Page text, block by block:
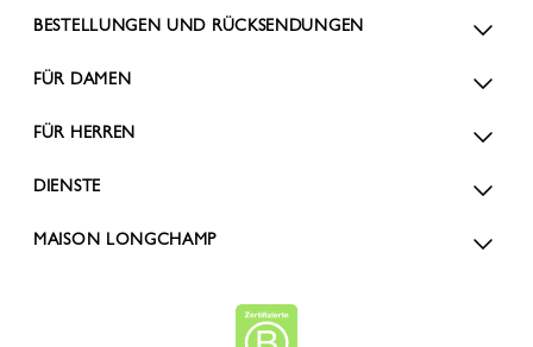
BESTELLUNGEN UND RÜCKSENDUNGEN
FÜR DAMEN
FÜR HERREN
DIENSTE
MAISON LONGCHAMP